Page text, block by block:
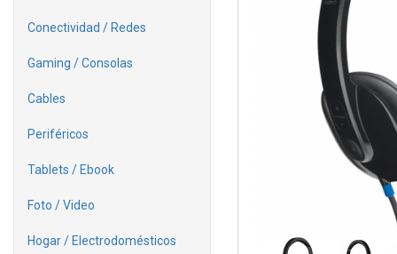
Conectividad / Redes
Gaming / Consolas
Cables
Periféricos
Tablets / Ebook
Foto / Video
Hogar / Electrodomésticos